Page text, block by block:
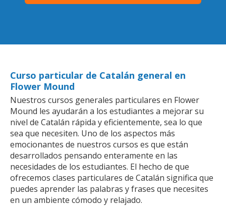
Curso particular de Catalán general en
Flower Mound
Nuestros cursos generales particulares en Flower
Mound les ayudarán a los estudiantes a mejorar su
nivel de Catalán rápida y eficientemente, sea lo que
sea que necesiten. Uno de los aspectos más
emocionantes de nuestros cursos es que están
desarrollados pensando enteramente en las
necesidades de los estudiantes. El hecho de que
ofrecemos clases particulares de Catalán significa que
puedes aprender las palabras y frases que necesites
en un ambiente cómodo y relajado.